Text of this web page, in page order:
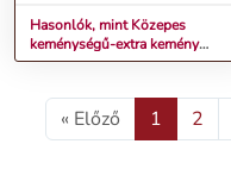
Hasonlók, mint Közepes
keménységű-extra kemény
kétoldalas hab matrac 80x200
« Előző 1 2